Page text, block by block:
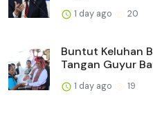
1 day ago 20
Buntut Keluhan
Tangan Guyur
1 day ago 19